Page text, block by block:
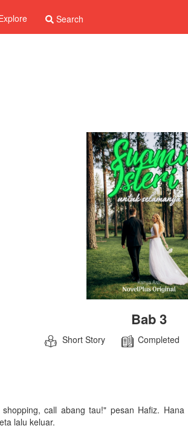
Search
Bab 3
Short Story Completed
call abang tau!" pesan Hafiz.
lalu keluar.